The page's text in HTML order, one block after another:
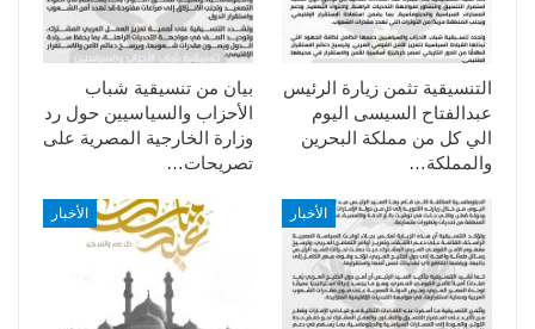
بيان من تنسيقية شباب
الأحزاب والسياسيين حول رد
وزارة الخارجية المصرية على
تصريحات…
التنسيقية تثمن زيارة الرئيس
عبدالفتاح السيسى اليوم
الي كل من مملكة البحرين
والمملكة…
الأخبار الأخبار